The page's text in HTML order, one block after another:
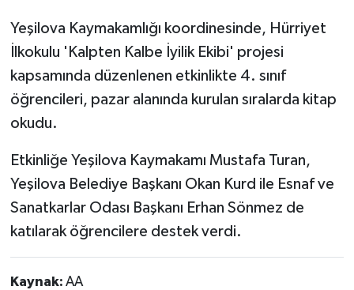
Yeşilova Kaymakamlığı koordinesinde, Hürriyet
İlkokulu 'Kalpten Kalbe İyilik Ekibi' projesi
kapsamında düzenlenen etkinlikte 4. sınıf
öğrencileri, pazar alanında kurulan sıralarda kitap
okudu.
Etkinliğe Yeşilova Kaymakamı Mustafa Turan,
Yeşilova Belediye Başkanı Okan Kurd ile Esnaf ve
Sanatkarlar Odası Başkanı Erhan Sönmez de
katılarak öğrencilere destek verdi.
Kaynak: AA